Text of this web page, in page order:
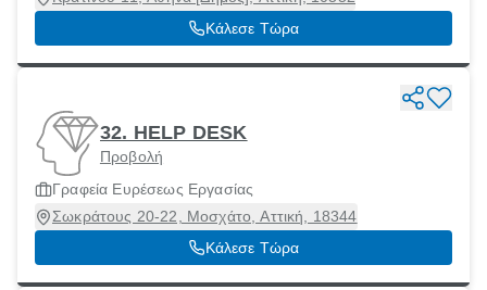
Κάλεσε Τώρα
32. HELP DESK
Προβολή
Γραφεία Ευρέσεως Εργασίας
Σωκράτους 20-22, Μοσχάτο, Αττική, 18344
Κάλεσε Τώρα